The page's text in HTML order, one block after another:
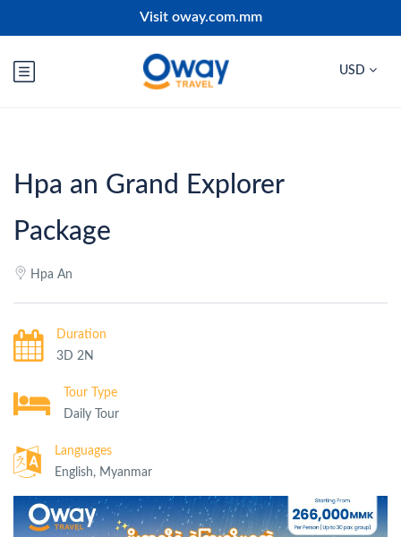
Visit oway.com.mm
USD
Hpa an Grand Explorer
Package
Hpa An
Duration
3D 2N
Tour Type
Daily Tour
Languages
English, Myanmar